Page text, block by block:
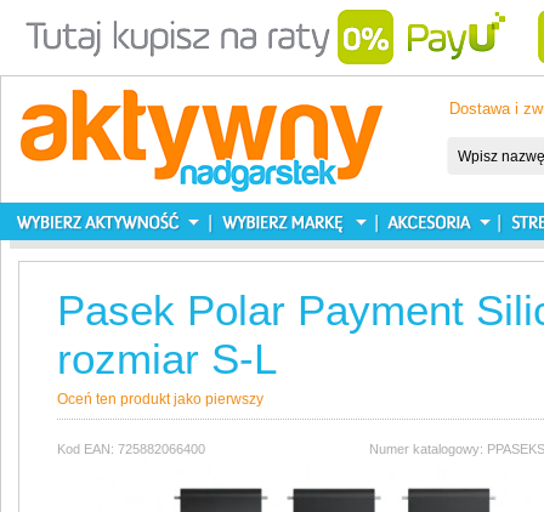
Dostawa i
Pasek Polar Payment
rozmiar S-L
Oceń ten produkt jako pierwszy
Kod EAN: 725882066400 Numer katalogowy: